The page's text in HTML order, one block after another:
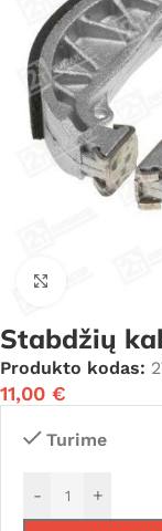
Stabdžių
Produkto kodas:
11,00 €
Turime
- +